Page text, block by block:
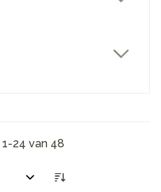
1-24 van 48